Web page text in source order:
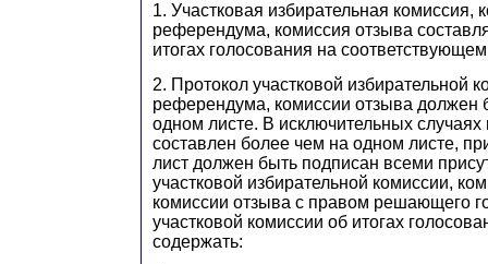
1. Участковая избирательная комиссия,
референдума, комиссия отзыва
итогах голосования на соответствующем
2. Протокол участковой избирательной
референдума, комиссии отзыва должен
одном листе. В исключительных
составлен более чем на одном листе,
лист должен быть подписан всеми
участковой избирательной комиссии,
комиссии отзыва с правом решающего
участковой комиссии об итогах
содержать: